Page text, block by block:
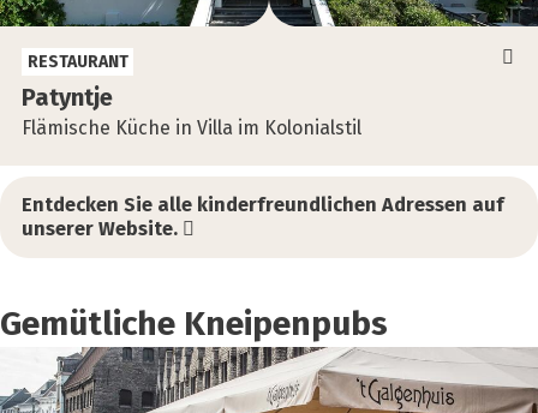
Patyn­tje
Flämische Küche in Villa im Kolonialstil
RESTAURANT
Entdecken Sie alle kinderfreundlichen Adressen auf
unserer Website.
Gemüt­li­che Knei­pen­pubs